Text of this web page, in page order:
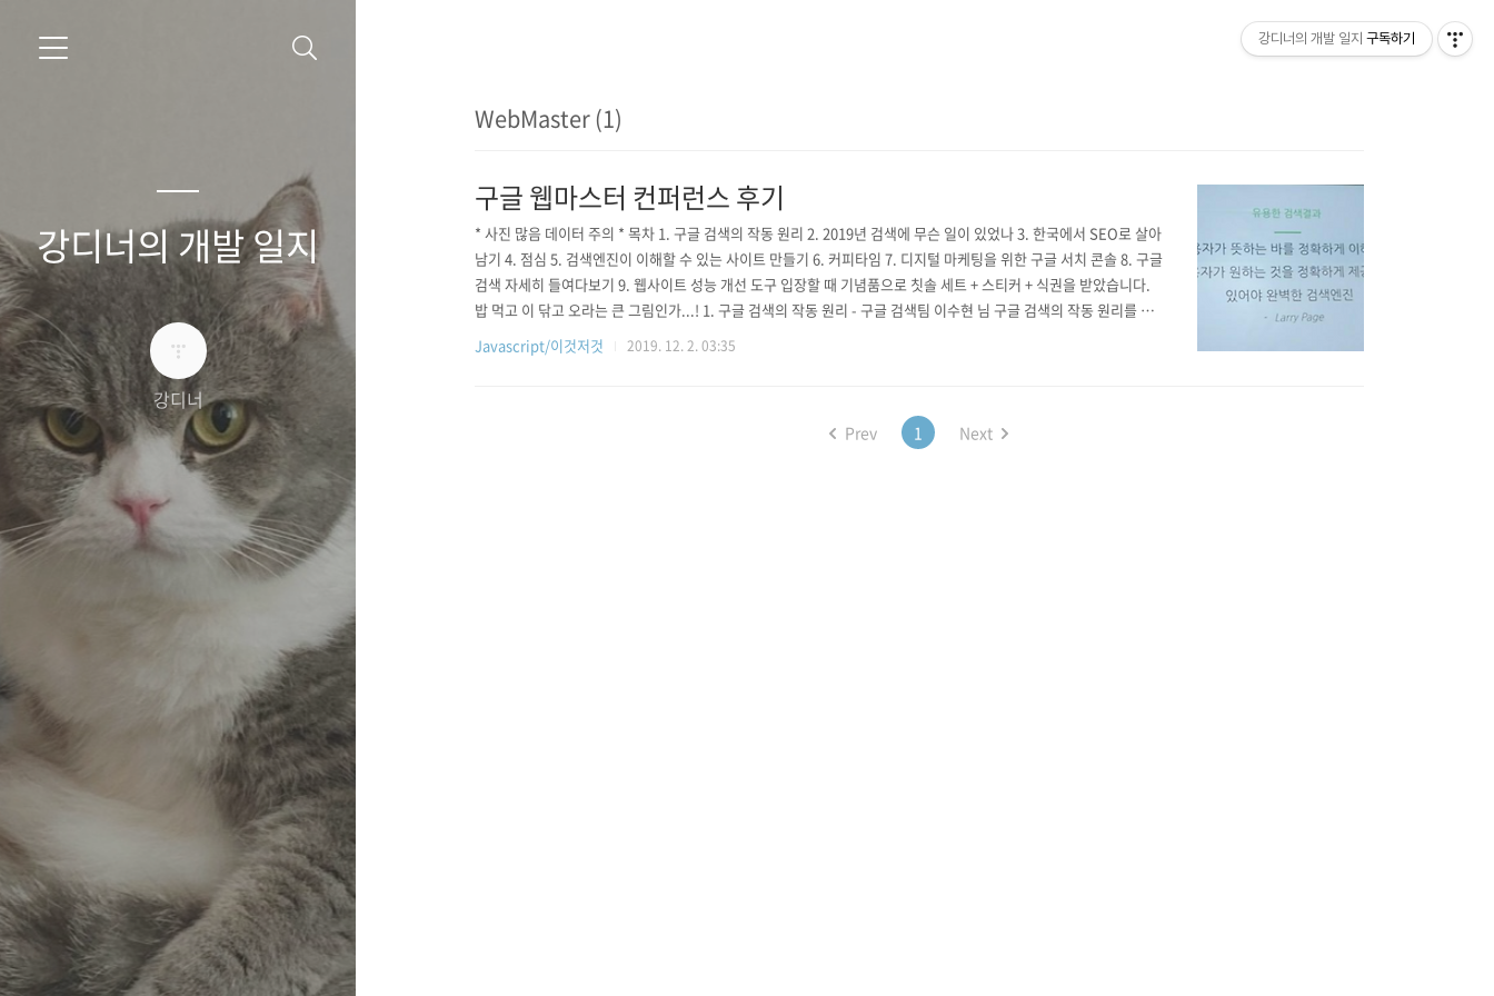
강디너의 개발 일지
강디너
WebMaster (1)
구글 웹마스터 컨퍼런스 후기
* 사진 많음 데이터 주의 * 목차 1. 구글 검색의 작동 원리 2. 2019년 검색에 무슨 일이 있었나 3. 한국에서 SEO로 살아
남기 4. 점심 5. 검색엔진이 이해할 수 있는 사이트 만들기 6. 커피타임 7. 디지털 마케팅을 위한 구글 서치 콘솔 8. 구글
검색 자세히 들여다보기 9. 웹사이트 성능 개선 도구 입장할 때 기념품으로 칫솔 세트 + 스티커 + 식권을 받았습니다.
밥 먹고 이 닦고 오라는 큰 그림인가...! 1. 구글 검색의 작동 원리 - 구글 검색팀 이수현 님 구글 검색의 작동 원리를 설
명해주시고, 검색 알고리즘의 주요 요소에 대해 설명했다. 또한 구글 검색 엔진은 계속해서 업데이트되고 있으며 1년
에 약 60만??(잘 기억이..) 아이디어 중 철저한 테스트를 거쳐서 약 3천 개? 정도의..
Javascript/이것저것 2019. 12. 2. 03:35
Prev 1 Next
강디너의 개발 일지 구독하기